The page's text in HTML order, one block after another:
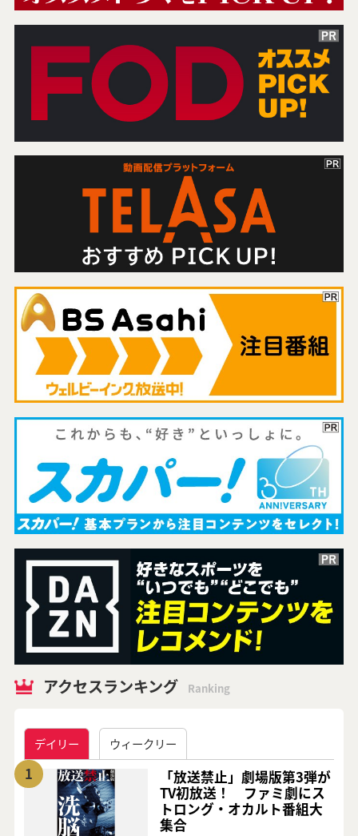
アクセスランキング Ranking
デイリー ウィークリー
1
「放送禁止」劇場版第3弾が
TV初放送！ ファミ劇にス
トロング・オカルト番組大
集合